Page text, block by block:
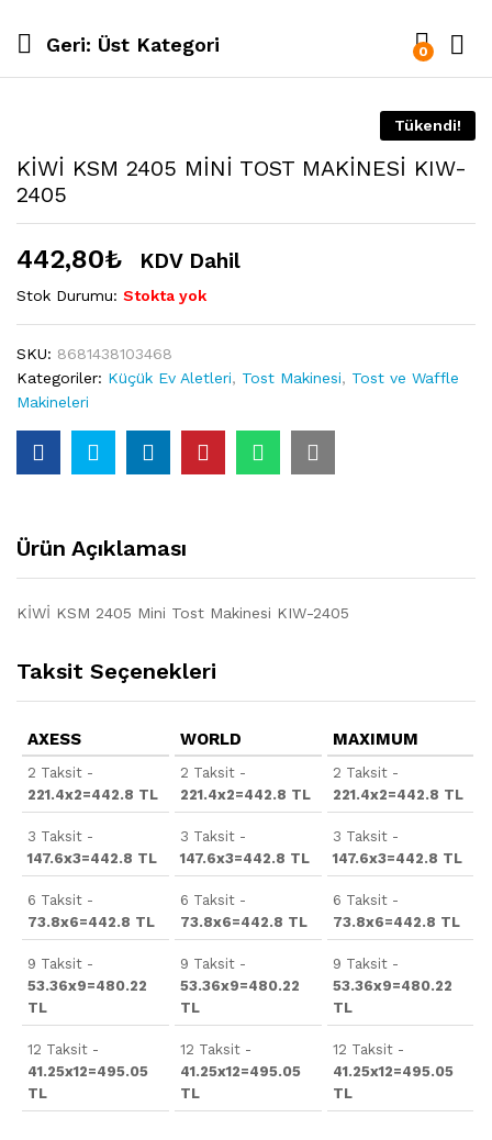
Geri: Üst Kategori 0
Tükendi!
KİWİ KSM 2405 MİNİ TOST MAKİNESİ KIW-
2405
442,80₺ KDV Dahil
Stok Durumu: Stokta yok
SKU: 8681438103468
Kategoriler: Küçük Ev Aletleri, Tost Makinesi, Tost ve Waffle
Makineleri
Ürün Açıklaması
KİWİ KSM 2405 Mini Tost Makinesi KIW-2405
Taksit Seçenekleri
AXESS
2 Taksit -
221.4x2=442.8 TL
3 Taksit -
147.6x3=442.8 TL
6 Taksit -
73.8x6=442.8 TL
9 Taksit -
53.36x9=480.22
TL
12 Taksit -
41.25x12=495.05
TL
WORLD
2 Taksit -
221.4x2=442.8 TL
3 Taksit -
147.6x3=442.8 TL
6 Taksit -
73.8x6=442.8 TL
9 Taksit -
53.36x9=480.22
TL
12 Taksit -
41.25x12=495.05
TL
MAXIMUM
2 Taksit -
221.4x2=442.8 TL
3 Taksit -
147.6x3=442.8 TL
6 Taksit -
73.8x6=442.8 TL
9 Taksit -
53.36x9=480.22
TL
12 Taksit -
41.25x12=495.05
TL